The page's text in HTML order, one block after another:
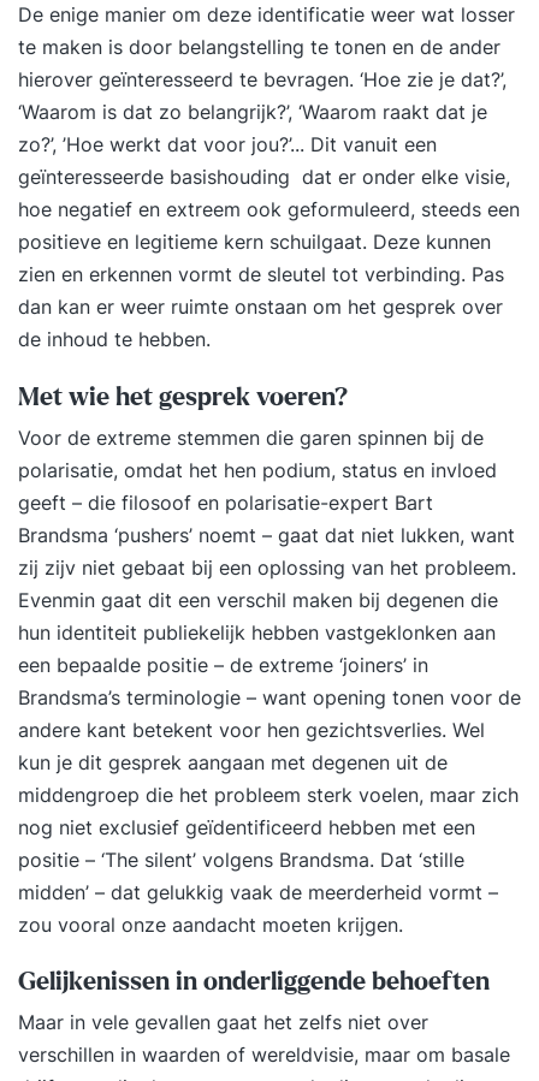
De enige manier om deze identificatie weer wat losser
te maken is door belangstelling te tonen en de ander
hierover geïnteresseerd te bevragen. ‘Hoe zie je dat?’,
‘Waarom is dat zo belangrijk?’, ‘Waarom raakt dat je
zo?’, ’Hoe werkt dat voor jou?’... Dit vanuit een
geïnteresseerde basishouding dat er onder elke visie,
hoe negatief en extreem ook geformuleerd, steeds een
positieve en legitieme kern schuilgaat. Deze kunnen
zien en erkennen vormt de sleutel tot verbinding. Pas
dan kan er weer ruimte onstaan om het gesprek over
de inhoud te hebben.
Met wie het gesprek voeren?
Voor de extreme stemmen die garen spinnen bij de
polarisatie, omdat het hen podium, status en invloed
geeft – die filosoof en polarisatie-expert Bart
Brandsma ‘pushers’ noemt – gaat dat niet lukken, want
zij zijv niet gebaat bij een oplossing van het probleem.
Evenmin gaat dit een verschil maken bij degenen die
hun identiteit publiekelijk hebben vastgeklonken aan
een bepaalde positie – de extreme ‘joiners’ in
Brandsma’s terminologie – want opening tonen voor de
andere kant betekent voor hen gezichtsverlies. Wel
kun je dit gesprek aangaan met degenen uit de
middengroep die het probleem sterk voelen, maar zich
nog niet exclusief geïdentificeerd hebben met een
positie – ‘The silent’ volgens Brandsma. Dat ‘stille
midden’ – dat gelukkig vaak de meerderheid vormt –
zou vooral onze aandacht moeten krijgen.
Gelijkenissen in onderliggende behoeften
Maar in vele gevallen gaat het zelfs niet over
verschillen in waarden of wereldvisie, maar om basale